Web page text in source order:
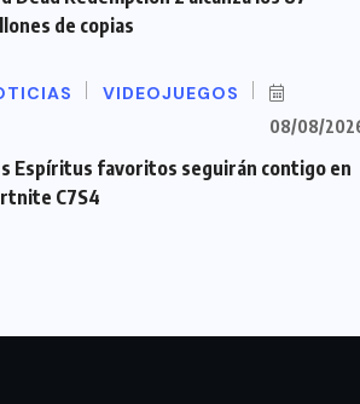
de copias
VIDEOJUEGOS
08/08/
Espíritus favoritos seguirán contigo en
C7S4